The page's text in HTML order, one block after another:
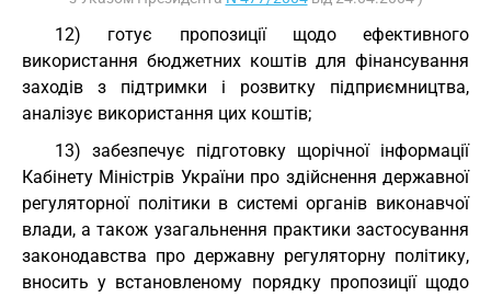
12) готує пропозиції щодо ефективного
використання бюджетних коштів для фінансування
заходів з підтримки і розвитку підприємництва,
аналізує використання цих коштів;
13) забезпечує підготовку щорічної інформації
Кабінету Міністрів України про здійснення державної
регуляторної політики в системі органів виконавчої
влади, а також узагальнення практики застосування
законодавства про державну регуляторну політику,
вносить у встановленому порядку пропозиції щодо